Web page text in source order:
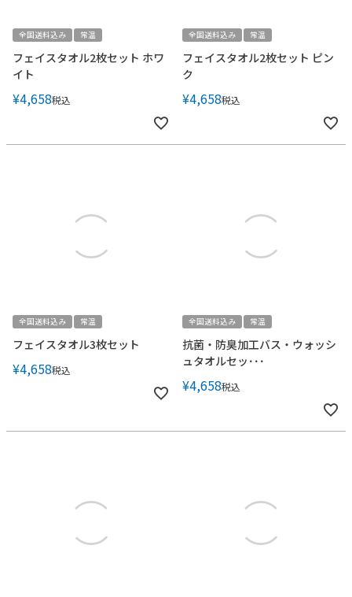
全国送料込み 常温
フェイスタオル2枚セット ホワ
イト
¥4,658税込
全国送料込み 常温
フェイスタオル2枚セット ピン
ク
¥4,658税込
全国送料込み 常温
フェイスタオル3枚セット
¥4,658税込
全国送料込み 常温
抗菌・防臭加工バス・ウォッシ
ュタオルセッ･･･
¥4,658税込